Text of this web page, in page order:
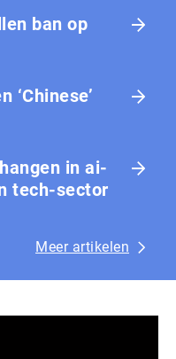
ban op
‘Chinese’
in ai-
tech-sector
Meer artikelen